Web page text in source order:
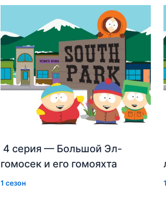
4 серия — Большой Эл-
гомосек и его гомояхта
1 сезон